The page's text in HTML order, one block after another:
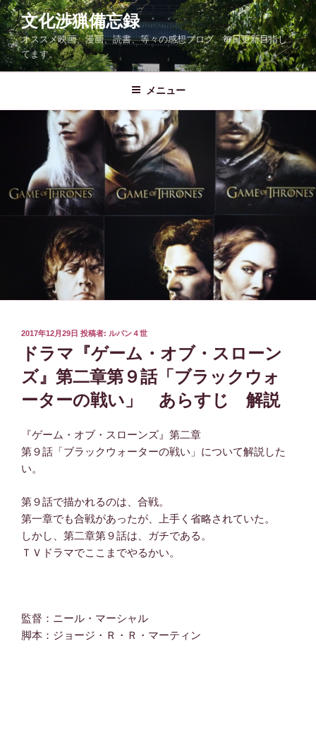
コ
ン
テ
ン
ツ
ス
文化渉猟備忘録
オススメ映画、漫画、読書、等々の感想ブログ。毎日更新目指し
てます。
メニュー
投
稿
2017年12月29日 投稿者: ルパン４世
ドラマ『ゲーム・オブ・スローン
ズ』第二章第９話「ブラックウォ
ーターの戦い」 あらすじ 解説
『ゲーム・オブ・スローンズ』第二章
第９話「ブラックウォーターの戦い」について解説した
い。
第９話で描かれるのは、合戦。
第一章でも合戦があったが、上手く省略されていた。
しかし、第二章第９話は、ガチである。
ＴＶドラマでここまでやるかい。
監督：ニール・マーシャル
脚本：ジョージ・Ｒ・Ｒ・マーティン